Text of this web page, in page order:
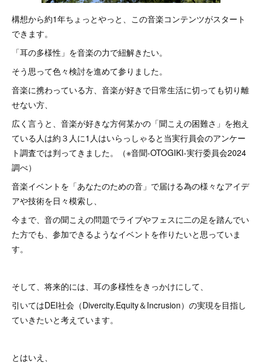
構想から約1年ちょっとやっと、この音楽コンテンツがスタート
できます。
「耳の多様性」を音楽の力で紐解きたい。
そう思って色々検討を進めて参りました。
音楽に携わっている方、音楽が好きで日常生活に切っても切り離
せない方、
広く言うと、音楽が好きな方何某かの「聞こえの困難さ」を抱え
ている人は約３人に1人はいらっしゃると当実行員会のアンケー
ト調査では判ってきました。（※音聞-OTOGIKI-実行委員会2024
調べ）
音楽イベントを「あなたのための音」で届ける為の様々なアイデ
アや技術を日々模索し、
今まで、音の聞こえの問題でライブやフェスに二の足を踏んでい
た方でも、参加できるようなイベントを作りたいと思っていま
す。
そして、将来的には、耳の多様性をきっかけにして、
引いてはDEI社会（Divercity.Equity＆Incrusion）の実現を目指し
ていきたいと考えています。
とはいえ、